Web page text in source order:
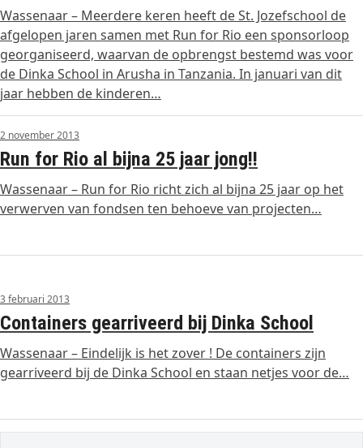
Wassenaar – Meerdere keren heeft de St. Jozefschool de
afgelopen jaren samen met Run for Rio een sponsorloop
georganiseerd, waarvan de opbrengst bestemd was voor
de Dinka School in Arusha in Tanzania. In januari van dit
jaar hebben de kinderen…
2 november 2013
Run for Rio al bijna 25 jaar jong!!
Wassenaar – Run for Rio richt zich al bijna 25 jaar op het
verwerven van fondsen ten behoeve van projecten…
3 februari 2013
Containers gearriveerd bij Dinka School
Wassenaar – Eindelijk is het zover ! De containers zijn
gearriveerd bij de Dinka School en staan netjes voor de…